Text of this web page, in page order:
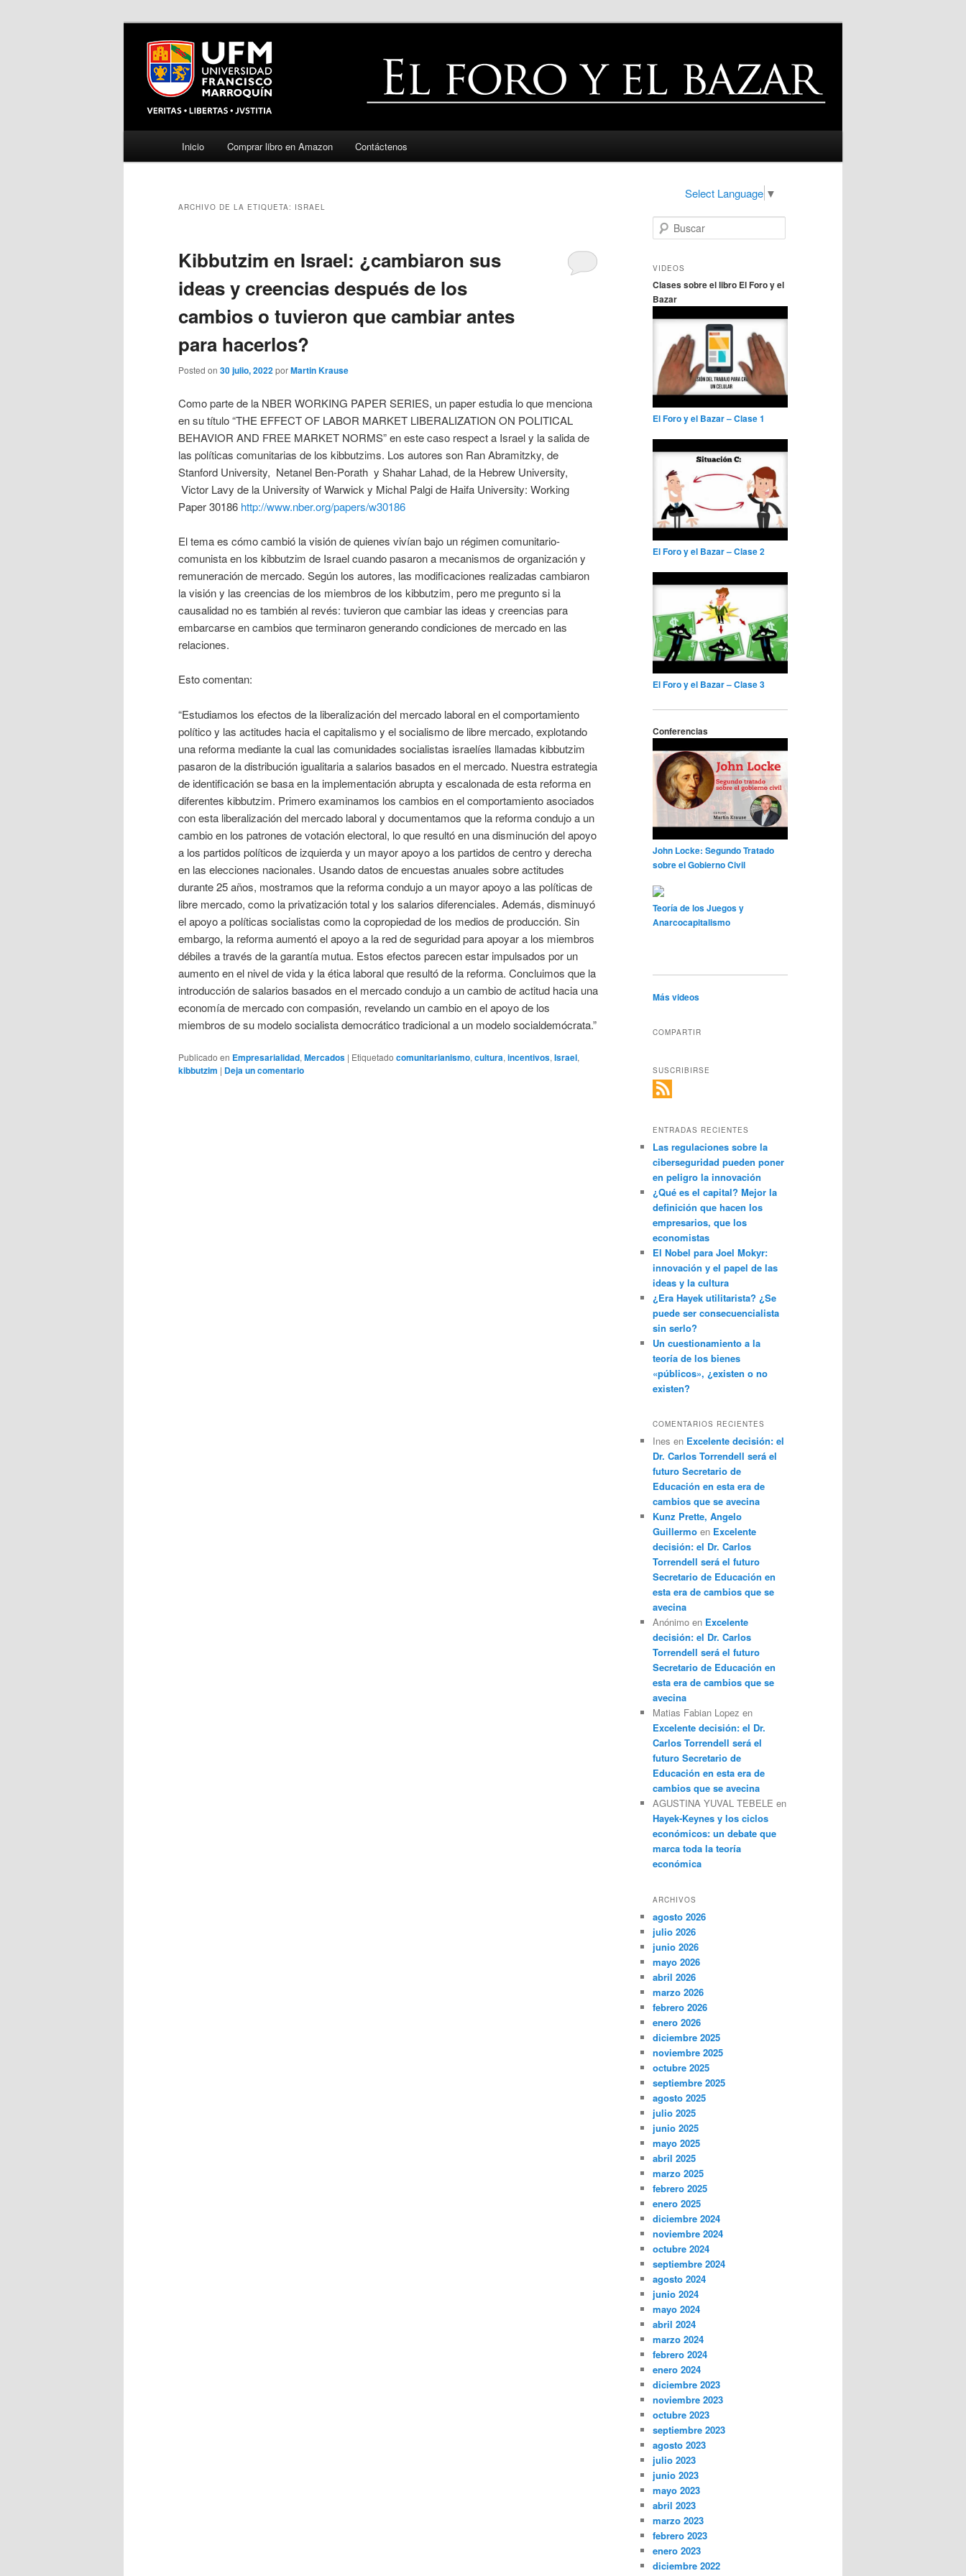
Ir
principal
Ir
secundario
Inicio Comprar libro en Amazon Contáctenos
Select Language ▼
ARCHIVO DE LA ETIQUETA: ISRAEL
Kibbutzim en Israel: ¿cambiaron sus
ideas y creencias después de los
cambios o tuvieron que cambiar antes
para hacerlos?
Posted on 30 julio, 2022porMartin Krause
Como parte de la NBER WORKING PAPER SERIES, un paper estudia lo que menciona
en su título “THE EFFECT OF LABOR MARKET LIBERALIZATION ON POLITICAL
BEHAVIOR AND FREE MARKET NORMS” en este caso respect a Israel y la salida de
las políticas comunitarias de los kibbutzims. Los autores son Ran Abramitzky, de
Stanford University, Netanel Ben-Porath y Shahar Lahad, de la Hebrew University,
Victor Lavy de la University of Warwick y Michal Palgi de Haifa University: Working
Paper 30186 http://www.nber.org/papers/w30186
El tema es cómo cambió la visión de quienes vivían bajo un régimen comunitario-
comunista en los kibbutzim de Israel cuando pasaron a mecanismos de organización y
remuneración de mercado. Según los autores, las modificaciones realizadas cambiaron
la visión y las creencias de los miembros de los kibbutzim, pero me pregunto si la
causalidad no es también al revés: tuvieron que cambiar las ideas y creencias para
embarcarse en cambios que terminaron generando condiciones de mercado en las
relaciones.
Esto comentan:
“Estudiamos los efectos de la liberalización del mercado laboral en el comportamiento
político y las actitudes hacia el capitalismo y el socialismo de libre mercado, explotando
una reforma mediante la cual las comunidades socialistas israelíes llamadas kibbutzim
pasaron de la distribución igualitaria a salarios basados ​​en el mercado. Nuestra estrategia
de identificación se basa en la implementación abrupta y escalonada de esta reforma en
diferentes kibbutzim. Primero examinamos los cambios en el comportamiento asociados
con esta liberalización del mercado laboral y documentamos que la reforma condujo a un
cambio en los patrones de votación electoral, lo que resultó en una disminución del apoyo
a los partidos políticos de izquierda y un mayor apoyo a los partidos de centro y derecha
en las elecciones nacionales. Usando datos de encuestas anuales sobre actitudes
durante 25 años, mostramos que la reforma condujo a un mayor apoyo a las políticas de
libre mercado, como la privatización total y los salarios diferenciales. Además, disminuyó
el apoyo a políticas socialistas como la copropiedad de los medios de producción. Sin
embargo, la reforma aumentó el apoyo a la red de seguridad para apoyar a los miembros
débiles a través de la garantía mutua. Estos efectos parecen estar impulsados ​​por un
aumento en el nivel de vida y la ética laboral que resultó de la reforma. Concluimos que la
introducción de salarios basados ​​en el mercado condujo a un cambio de actitud hacia una
economía de mercado con compasión, revelando un cambio en el apoyo de los
miembros de su modelo socialista democrático tradicional a un modelo socialdemócrata.”
Publicado en Empresarialidad, Mercados | Etiquetado comunitarianismo, cultura, incentivos, Israel,
kibbutzim | Deja un comentario
u
c
r
VIDEOS
Clases sobre el libro El Foro y el
Bazar
El Foro y el Bazar – Clase 1
El Foro y el Bazar – Clase 2
El Foro y el Bazar – Clase 3
Conferencias
John Locke: Segundo Tratado
sobre el Gobierno Civil
Teoría de los Juegos y
Anarcocapitalismo
Más videos
COMPARTIR
SUSCRIBIRSE
ENTRADAS RECIENTES
Las regulaciones sobre la
ciberseguridad pueden poner
en peligro la innovación
¿Qué es el capital? Mejor la
definición que hacen los
empresarios, que los
economistas
El Nobel para Joel Mokyr:
innovación y el papel de las
ideas y la cultura
¿Era Hayek utilitarista? ¿Se
puede ser consecuencialista
sin serlo?
Un cuestionamiento a la
teoría de los bienes
«públicos», ¿existen o no
existen?
COMENTARIOS RECIENTES
Ines en Excelente decisión: el
Dr. Carlos Torrendell será el
futuro Secretario de
Educación en esta era de
cambios que se avecina
Kunz Prette, Angelo
Guillermo en Excelente
decisión: el Dr. Carlos
Torrendell será el futuro
Secretario de Educación en
esta era de cambios que se
avecina
Anónimo en Excelente
decisión: el Dr. Carlos
Torrendell será el futuro
Secretario de Educación en
esta era de cambios que se
avecina
Matias Fabian Lopez en
Excelente decisión: el Dr.
Carlos Torrendell será el
futuro Secretario de
Educación en esta era de
cambios que se avecina
AGUSTINA YUVAL TEBELE en
Hayek-Keynes y los ciclos
económicos: un debate que
marca toda la teoría
económica
ARCHIVOS
agosto 2026
julio 2026
junio 2026
mayo 2026
abril 2026
marzo 2026
febrero 2026
enero 2026
diciembre 2025
noviembre 2025
octubre 2025
septiembre 2025
agosto 2025
julio 2025
junio 2025
mayo 2025
abril 2025
marzo 2025
febrero 2025
enero 2025
diciembre 2024
noviembre 2024
octubre 2024
septiembre 2024
agosto 2024
junio 2024
mayo 2024
abril 2024
marzo 2024
febrero 2024
enero 2024
diciembre 2023
noviembre 2023
octubre 2023
septiembre 2023
agosto 2023
julio 2023
junio 2023
mayo 2023
abril 2023
marzo 2023
febrero 2023
enero 2023
diciembre 2022